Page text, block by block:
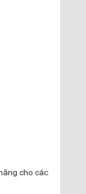
cho các